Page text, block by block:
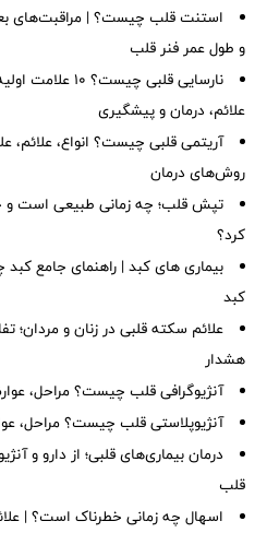
استنت قلب چیست؟ | مراقبت‌های
و طول عمر فنر قلب
نارسایی قلبی
علائم، درمان و پیشگیری
آریتمی قلبی چیست؟ انواع،
روش‌های درمان
تپش قلب؛ چه زمانی طبیعی است و
کرد؟
بیماری های کبد | راهنمای جامع
کبد
علائم سکته قلبی در زنان و مردان؛
هشدار
آنژیوگرافی قلب چیست؟ مراحل،
آنژیوپلاستی قلب چیست؟ مراحل،
درمان بیماری‌های قلبی؛ از دارو و
قلب
اسهال چه زمانی خطرناک است؟ |